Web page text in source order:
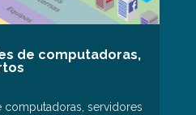
de computadoras,
computadoras, servidores